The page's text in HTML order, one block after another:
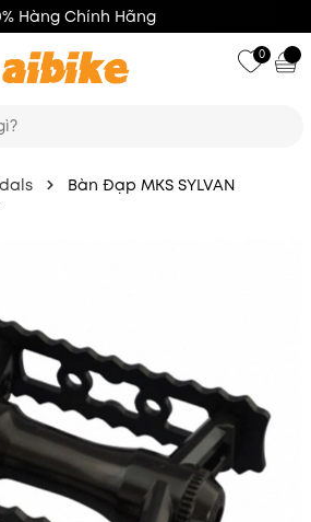
Hàng Chính Hãng
0
Bàn Đạp MKS SYLVAN